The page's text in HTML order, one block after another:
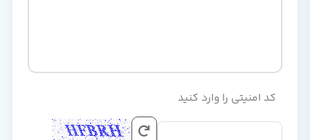
کد امنیتی را وارد کنید